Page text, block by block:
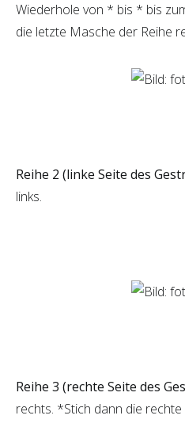
Wiederhole von * bis * bis
die letzte Masche der Reihe
Reihe 2 (linke Seite des
links.
Reihe 3 (rechte Seite des
rechts. *Stich dann die